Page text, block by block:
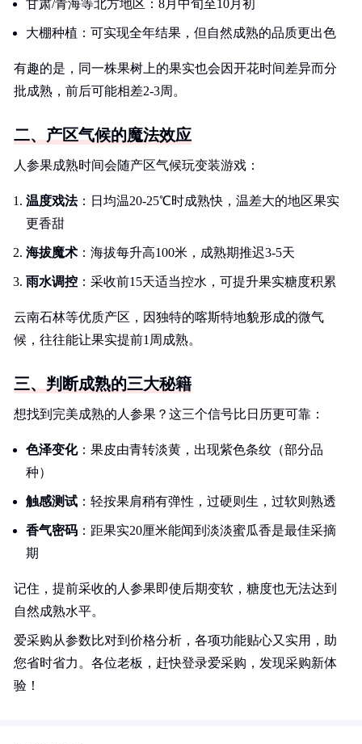
甘肃/青海等北方地区：8月中旬至10月初
大棚种植：可实现全年结果，但自然成熟的品质更出色
有趣的是，同一株果树上的果实也会因开花时间差异而分
批成熟，前后可能相差2-3周。
二、产区气候的魔法效应
人参果成熟时间会随产区气候玩变装游戏：
温度戏法：日均温20-25℃时成熟快，温差大的地区果实
更香甜
海拔魔术 ：海拔每升高100米，成熟期推迟3-5天
雨水调控 ：采收前15天适当控水，可提升果实糖度积累
云南石林等优质产区，因独特的喀斯特地貌形成的微气
候，往往能让果实提前1周成熟。
三、判断成熟的三大秘籍
想找到完美成熟的人参果？这三个信号比日历更可靠：
色泽变化：果皮由青转淡黄，出现紫色条纹（部分品
种）
触感测试 ：轻按果肩稍有弹性，过硬则生，过软则熟透
香气密码 ：距果实20厘米能闻到淡淡蜜瓜香是最佳采摘
期
记住，提前采收的人参果即使后期变软，糖度也无法达到
自然成熟水平。
爱采购从参数比对到价格分析，各项功能贴心又实用，助
您省时省力。各位老板，赶快登录爱采购，发现采购新体
验！